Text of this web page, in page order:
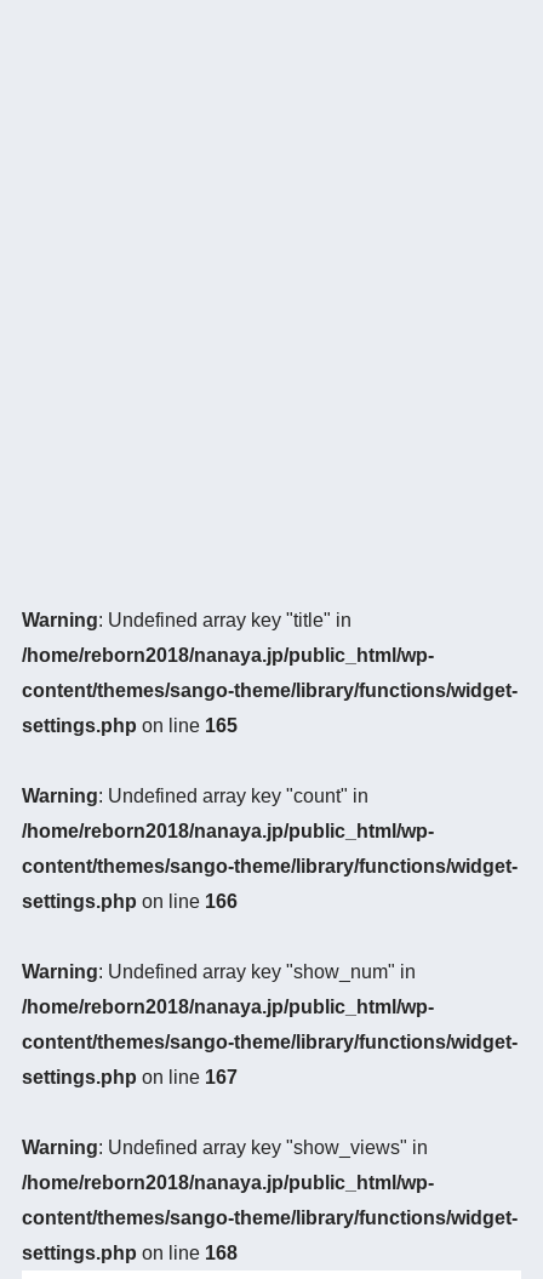
Warning: Undefined array key "title" in
/home/reborn2018/nanaya.jp/public_html/wp-
content/themes/sango-theme/library/functions/widget-
settings.php on line 165
Warning: Undefined array key "count" in
/home/reborn2018/nanaya.jp/public_html/wp-
content/themes/sango-theme/library/functions/widget-
settings.php on line 166
Warning: Undefined array key "show_num" in
/home/reborn2018/nanaya.jp/public_html/wp-
content/themes/sango-theme/library/functions/widget-
settings.php on line 167
Warning: Undefined array key "show_views" in
/home/reborn2018/nanaya.jp/public_html/wp-
content/themes/sango-theme/library/functions/widget-
settings.php on line 168